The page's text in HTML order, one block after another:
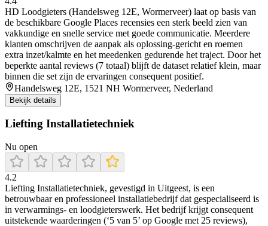
HD Loodgieters (Handelsweg 12E, Wormerveer) laat op basis van
de beschikbare Google Places recensies een sterk beeld zien van
vakkundige en snelle service met goede communicatie. Meerdere
klanten omschrijven de aanpak als oplossing-gericht en roemen
extra inzet/kalmte en het meedenken gedurende het traject. Door het
beperkte aantal reviews (7 totaal) blijft de dataset relatief klein, maar
binnen die set zijn de ervaringen consequent positief.
Handelsweg 12E, 1521 NH Wormerveer, Nederland
Bekijk details
Liefting Installatietechniek
Nu open
4.2
Liefting Installatietechniek, gevestigd in Uitgeest, is een
betrouwbaar en professioneel installatiebedrijf dat gespecialiseerd is
in verwarmings- en loodgieterswerk. Het bedrijf krijgt consequent
uitstekende waarderingen (‘5 van 5’ op Google met 25 reviews),